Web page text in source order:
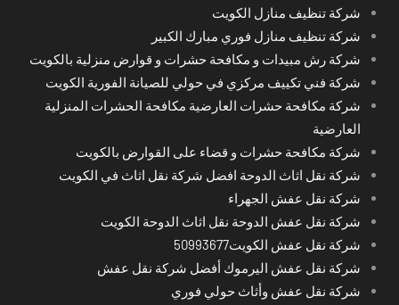
شركة تنظيف منازل الكويت
شركة تنظيف منازل فوري مبارك الكبير
شركة رش مبيدات و مكافحة حشرات و قوارض منزلية بالكويت
شركة فني تكييف مركزي في حولي للصيانة الفورية الكويت
شركة مكافحة حشرات العارضية مكافحة الحشرات المنزلية
العارضية
شركة مكافحة حشرات و قضاء على القوارض بالكويت
شركة نقل اثاث الدوحة افضل شركة نقل اثاث في الكويت
شركة نقل عفش الجهراء
شركة نقل عفش الدوحة نقل اثاث الدوحة الكويت
شركة نقل عفش الكويت50993677
شركة نقل عفش اليرموك أفضل شركة نقل عفش
شركة نقل عفش وأثاث حولي فوري